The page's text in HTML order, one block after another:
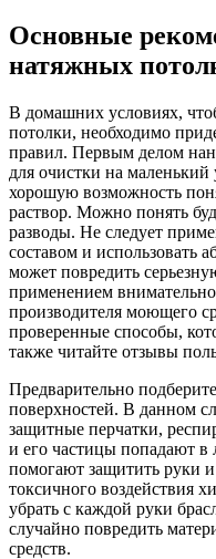
Основные
натяжных
В домашних условиях,
потолки, необходимо
правил. Первым делом
для очистки на маленький
хорошую возможность
раствор. Можно понять
разводы. Не следует
составом и использовать
может повредить
применением внимательно
производителя моющего
проверенные способы,
также читайте отзывы
Предварительно
поверхностей. В данном
защитные перчатки,
и его частицы попадают в
помогают защитить руки
токсичного воздействия
убрать с каждой руки
случайно повредить
средств.